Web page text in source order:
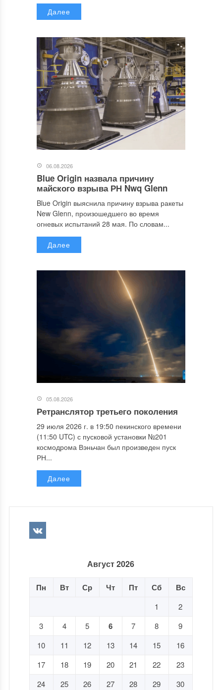
Далее
06.08.2026
Blue Origin назвала причину
майского взрыва РН Nwq Glenn
Blue Origin выяснила причину взрыва ракеты
New Glenn, произошедшего во время
огневых испытаний 28 мая. По словам...
Далее
05.08.2026
Ретранслятор третьего поколения
29 июля 2026 г. в 19:50 пекинского времени
(11:50 UTC) с пусковой установки №201
космодрома Вэньчан был произведен пуск
РН...
Далее
Август 2026
Пн Вт Ср Чт Пт Сб Вс
1
2
3
4 5 6 7 8
9
10
11 12 13 14 15
16
17
18 19 20 21 22
23
24
25 26 27 28 29
30